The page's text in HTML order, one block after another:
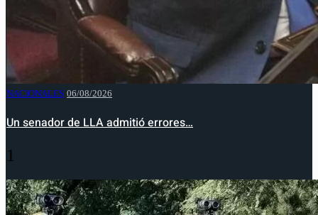
NACIONALES 06/08/2026
Un senador de LLA admitió errores…
1